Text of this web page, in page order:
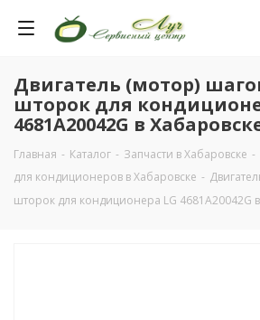
Двигатель (мотор)
шторок для
4681A20042G в
Главная - Каталог - Запчасти в Хабаровске -
для кондиционеров в Хабаровске -
шторок для кондиционера LG 4681A20042G